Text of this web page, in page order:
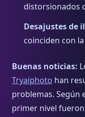
distorsionados
Desajustes de
coinciden con
Buenas noticias:
Tryaiphoto han
problemas. Según
primer nivel